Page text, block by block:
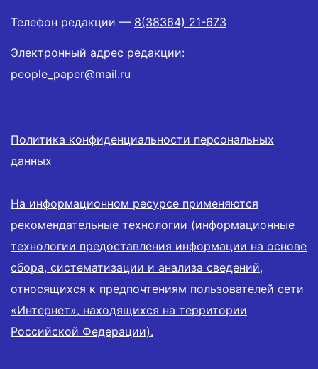
Телефон редакции — 8(38364) 21-673
Электронный адрес редакции:
people_paper@mail.ru
Политика конфиденциальности персональных
данных
На информационном ресурсе применяются
рекомендательные технологии (информационные
технологии предоставления информации на основе
сбора, систематизации и анализа сведений,
относящихся к предпочтениям пользователей сети
«Интернет», находящихся на территории
Российской Федерации).